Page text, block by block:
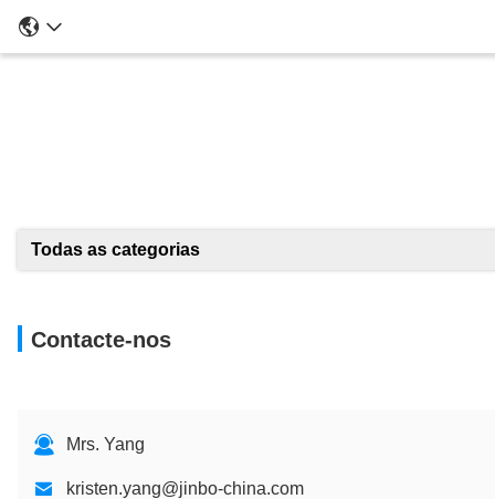
Todas as categorias
Contacte-nos
Mrs. Yang
kristen.yang@jinbo-china.com